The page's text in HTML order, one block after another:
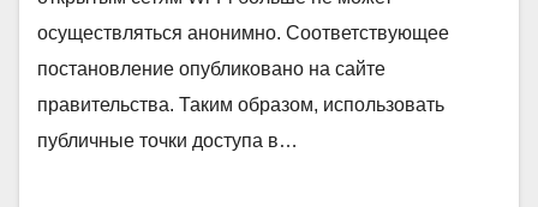
осуществляться анонимно. Соответствующее
постановление опубликовано на сайте
правительства. Таким образом, использовать
публичные точки доступа в…